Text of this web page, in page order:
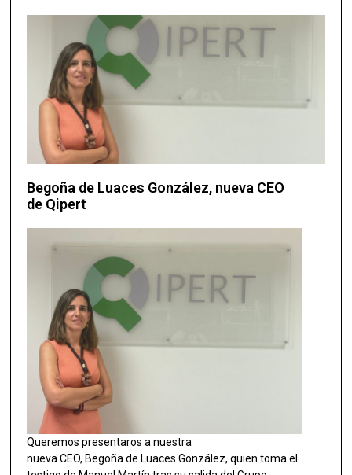
Begoña de Luaces González, nueva CEO
de Qipert
Queremos presentaros a nuestra
nueva CEO, Begoña de Luaces González, quien toma el